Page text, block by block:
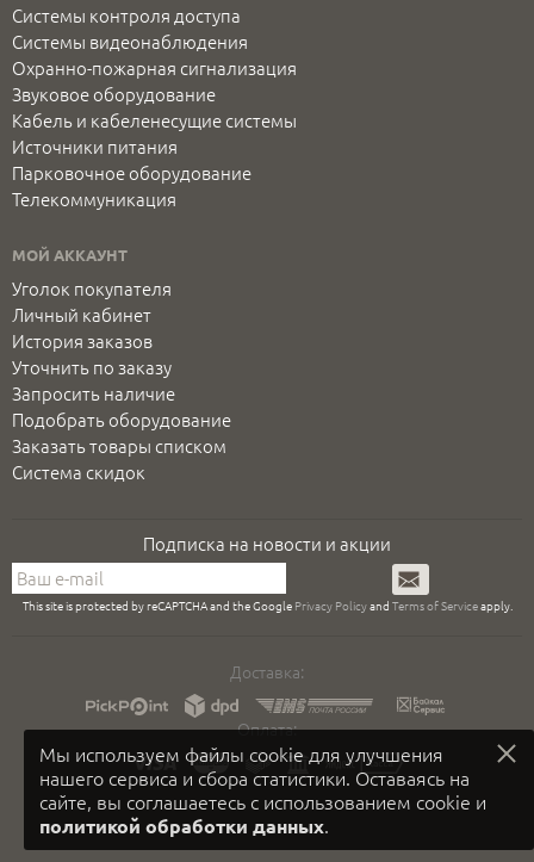
Мы используем файлы cookie для улучшения
нашего сервиса и сбора статистики. Оставаясь на
сайте, вы соглашаетесь с использованием cookie и
политикой обработки данных.
Системы контроля доступа
Системы видеонаблюдения
Охранно-пожарная сигнализация
Звуковое оборудование
Кабель и кабеленесущие системы
Источники питания
Парковочное оборудование
Телекоммуникация
МОЙ АККАУНТ
Уголок покупателя
Личный кабинет
История заказов
Уточнить по заказу
Запросить наличие
Подобрать оборудование
Заказать товары списком
Система скидок
Подписка на новости и акции
Подписаться
This site is protected by reCAPTCHA and the Google Privacy Policyand Terms of Serviceapply.
Доставка:
Оплата: